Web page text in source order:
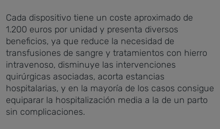
Cada dispositivo tiene un coste aproximado de
1.200 euros por unidad y presenta diversos
beneficios, ya que reduce la necesidad de
transfusiones de sangre y tratamientos con hierro
intravenoso, disminuye las intervenciones
quirúrgicas asociadas, acorta estancias
hospitalarias, y en la mayoría de los casos consigue
equiparar la hospitalización media a la de un parto
sin complicaciones.